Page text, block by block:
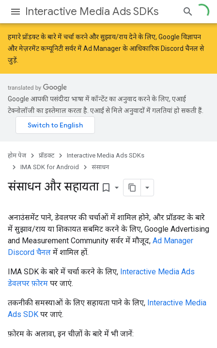
Interactive Media Ads SDKs
हमारे प्रॉडक्ट के बारे में चर्चा करने और सुझाव/राय देने के लिए, Google विज्ञापन
और मेज़रमेंट कम्यूनिटीसर्वर में Ad Manager के आधिकारिक Discord चैनल से
जुड़ें.
Google आपकी पसंदीदा भाषा में कॉन्टेंट का अनुवाद करने के लिए, एआई
टेक्नोलॉजी का इस्तेमाल करता है. एआई से मिले अनुवादों में गलतियां हो सकती हैं.
होम पेज प्रॉडक्ट
Interactive Media Ads SDKs
IMA SDK for Android
संसाधन
संसाधन और सहायता bookmark_border
अनाउंसमेंट पाने, डेवलपर की चर्चाओं में शामिल होने, और प्रॉडक्ट के बारे
में सुझाव/राय या शिकायत सबमिट करने के लिए, Google Advertising
and Measurement Community सर्वर में मौजूद, Ad Manager
Discord चैनल में शामिल हों.
IMA SDK के बारे में चर्चा करने के लिए, Interactive Media Ads
डेवलपर फ़ोरम पर जाएं.
तकनीकी समस्याओं के लिए सहायता पाने के लिए, Interactive Media
Ads SDK पर जाएं.
फ़ोरम के अलावा, इन चीज़ों के बारे में भी जानें: